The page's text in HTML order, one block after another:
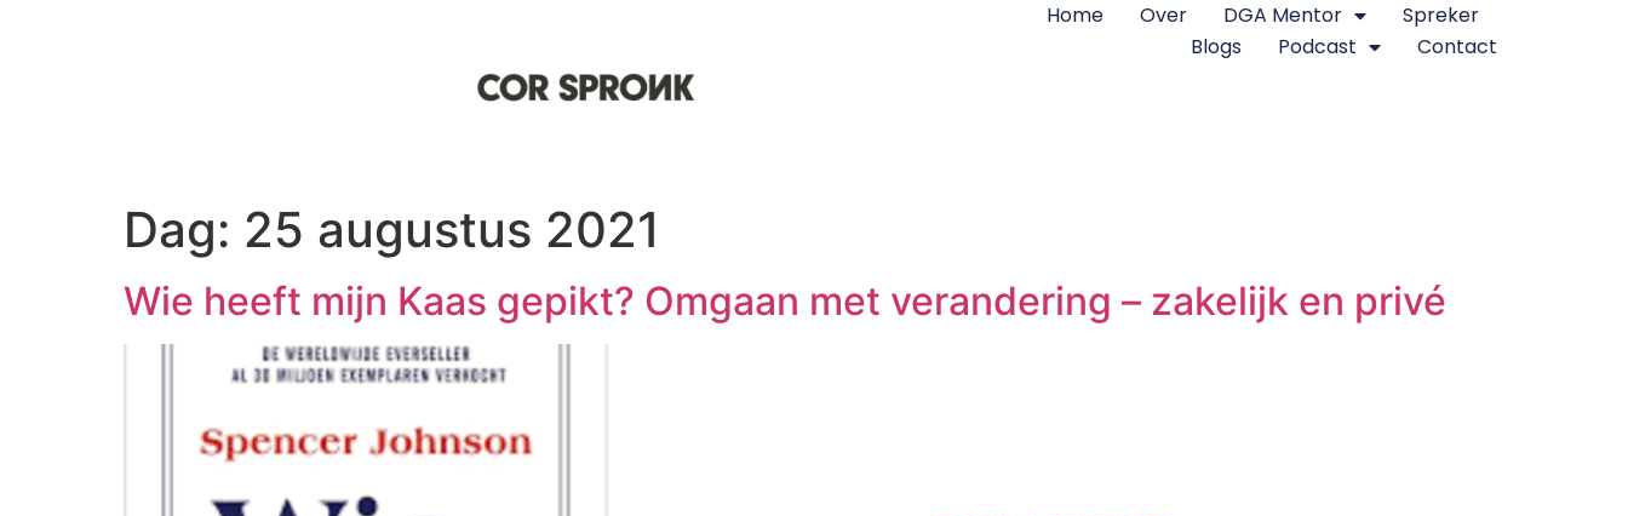
Home Over DGA Mentor
Spreker
Blogs
Podcast Contact
Dag: 25 augustus 2021
Wie heeft mijn Kaas gepikt? Omgaan met verandering – zakelijk en privé